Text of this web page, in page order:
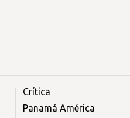
Crítica
Panamá América